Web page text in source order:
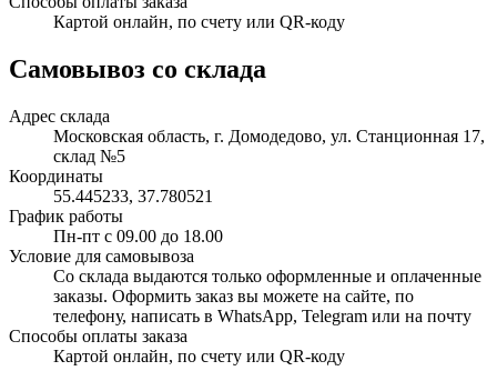
Картой онлайн, по счету или QR-коду
Самовывоз со склада
Адрес склада
Московская область, г. Домодедово, ул. Станционная 17,
склад №5
Координаты
55.445233, 37.780521
График работы
Пн-пт с 09.00 до 18.00
Условие для самовывоза
Со склада выдаются только оформленные и оплаченные
заказы. Оформить заказ вы можете на сайте, по
телефону, написать в WhatsApp, Telegram или на почту
Способы оплаты заказа
Картой онлайн, по счету или QR-коду